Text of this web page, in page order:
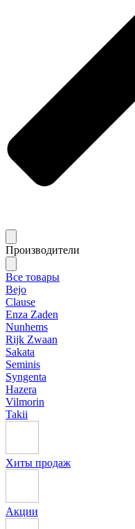
Производители
Все товары
Bejo
Clause
Enza Zaden
Nunhems
Rijk Zwaan
Sakata
Seminis
Syngenta
Hazera
Vilmorin
Takii
Хиты продаж
Акции